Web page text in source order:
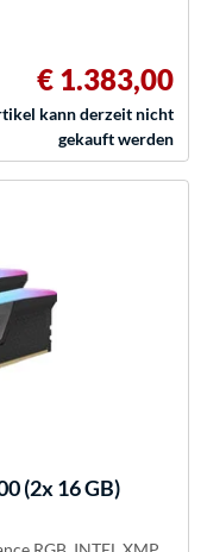
€ 1.383,00
kann derzeit nicht
gekauft werden
(2x 16 GB)